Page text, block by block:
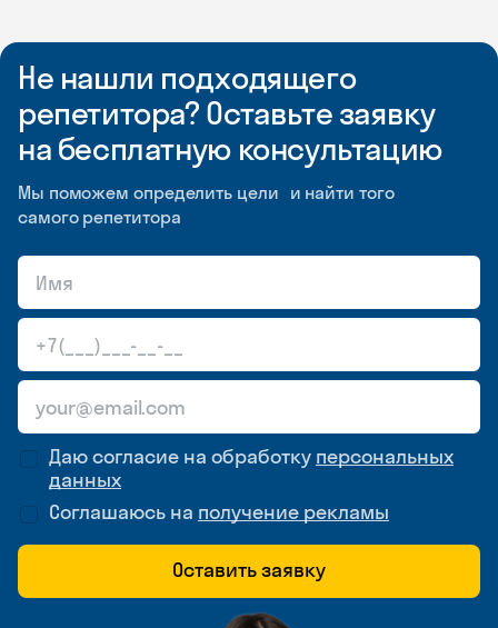
Не нашли подходящего
репетитора? Оставьте заявку
на бесплатную консультацию
Мы поможем определить цели и найти того
самого репетитора
Даю согласие на обработку персональных
данных
Соглашаюсь на получение рекламы
Оставить заявку